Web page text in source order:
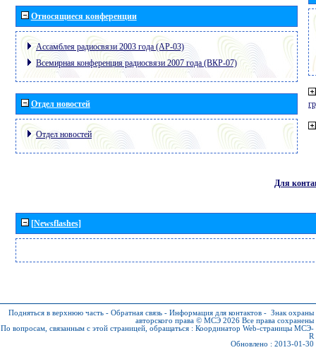
Относящиеся конференции
Ассамблея радиосвязи 2003 года (АР-03)
Всемирная конференция радиосвязи 2007 года (ВКР-07)
Отдел новостей
Отдел новостей
Для
[Newsflashes]
Подняться в верхнюю часть - Обратная связь - Информация для контактов - Знак охраны
авторского права © МСЭ 2026 Все права сохранены
По вопросам, связанным с этой страницей, обращаться : Координатор Web-страницы МСЭ-
R
Обновлено : 2013-01-30